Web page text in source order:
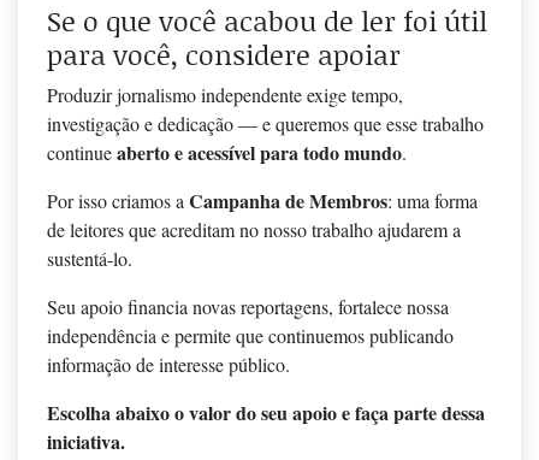
Se o que você acabou de ler foi útil
para você, considere apoiar
Produzir jornalismo independente exige tempo,
investigação e dedicação — e queremos que esse trabalho
continueaberto e acessível para todo mundo.
Por isso criamos aCampanha de Membros: uma forma
de leitores que acreditam no nosso trabalho ajudarem a
sustentá-lo.
Seu apoio financia novas reportagens, fortalece nossa
independência e permite que continuemos publicando
informação de interesse público.
Escolha abaixo o valor do seu apoio e faça parte dessa
iniciativa.